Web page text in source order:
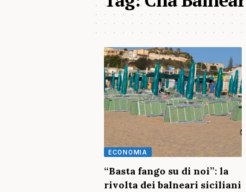
ECONOMIA
“Basta fango su di noi”: la
rivolta dei balneari siciliani